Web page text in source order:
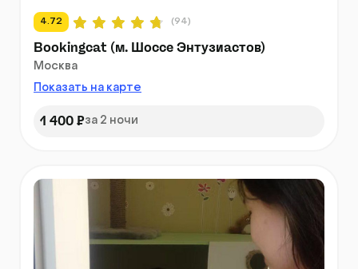
4.72 (94)
Bookingcat (м. Шоссе Энтузиастов)
Москва
Показать на карте
1 400 ₽за 2 ночи